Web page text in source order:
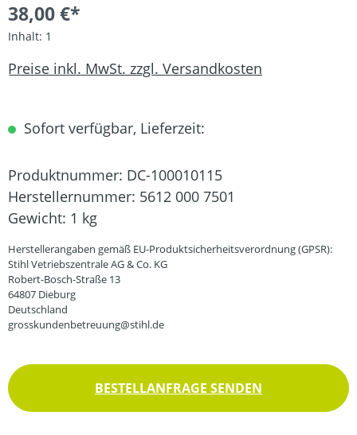
38,00 €*
Inhalt: 1
Preise inkl. MwSt. zzgl. Versandkosten
Sofort verfügbar, Lieferzeit:
Produktnummer: DC-100010115
Herstellernummer: 5612 000 7501
Gewicht: 1 kg
Herstellerangaben gemäß EU-Produktsicherheitsverordnung (GPSR):
Stihl Vetriebszentrale AG & Co. KG
Robert-Bosch-Straße 13
64807 Dieburg
Deutschland
grosskundenbetreuung@stihl.de
BESTELLANFRAGE SENDEN